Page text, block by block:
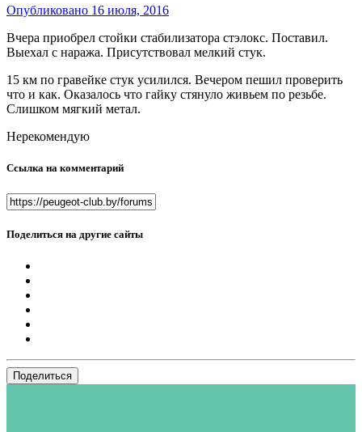
Опубликовано 16 июля, 2016
Вчера приобрел стойки стабилизатора стэлокс. Поставил.
Выехал с наража. Присутствовал мелкий стук.
15 км по гравейке стук усилился. Вечером пешил проверить
что и как. Оказалось что гайку стянуло живьем по резьбе.
Слишком мягкий метал.
Нерекомендую
Ссылка на комментарий
Поделиться на другие сайты
Поделиться